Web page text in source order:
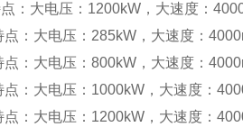
大电压：1200kW，大速度：
：大电压：285kW，大速度：
：大电压：800kW，大速度：
：大电压：1000kW，大速度：
：大电压：1200kW，大速度：